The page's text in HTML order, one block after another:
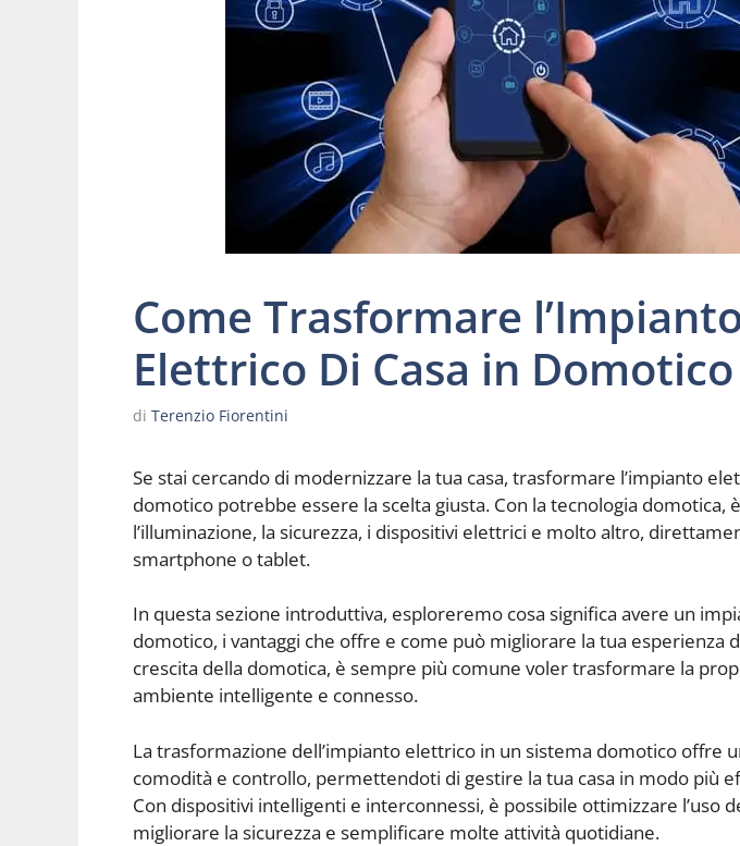
Come Trasformare
Elettrico Di Casa in Domotico
di Terenzio Fiorentini
Se stai cercando di modernizzare la tua casa, trasformare l’impianto
domotico potrebbe essere la scelta giusta. Con la tecnologia domotica,
l’illuminazione, la sicurezza, i dispositivi elettrici e molto altro,
smartphone o tablet.
In questa sezione introduttiva, esploreremo cosa significa avere un
domotico, i vantaggi che offre e come può migliorare la tua esperienza
crescita della domotica, è sempre più comune voler trasformare la
ambiente intelligente e connesso.
La trasformazione dell’impianto elettrico in un sistema domotico offre
comodità e controllo, permettendoti di gestire la tua casa in modo più
Con dispositivi intelligenti e interconnessi, è possibile ottimizzare l’uso
migliorare la sicurezza e semplificare molte attività quotidiane.